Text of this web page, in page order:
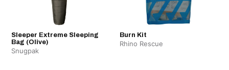
Sleeper Extreme Sleeping
Bag (Olive)
Snugpak
Burn Kit
Rhino Rescue